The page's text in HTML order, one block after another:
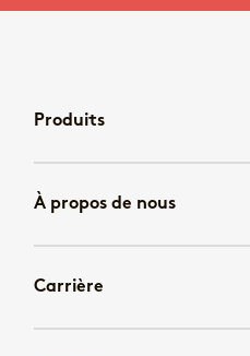
Produits
À propos de nous
Carrière